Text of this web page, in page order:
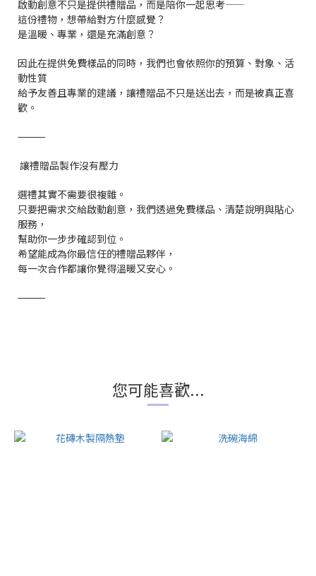
啟動創意不只是提供禮贈品，而是陪你一起思考——
這份禮物，想帶給對方什麼感覺？
是溫暖、專業，還是充滿創意？
因此在提供免費樣品的同時，我們也會依照你的預算、對象、活
動性質
給予友善且專業的建議，讓禮贈品不只是送出去，而是被真正喜
歡。
⸻
讓禮贈品製作沒有壓力
選禮其實不需要很複雜。
只要把需求交給啟動創意，我們透過免費樣品、清楚說明與貼心
服務，
幫助你一步步確認到位。
希望能成為你最信任的禮贈品夥伴，
每一次合作都讓你覺得溫暖又安心。
⸻
您可能喜歡...